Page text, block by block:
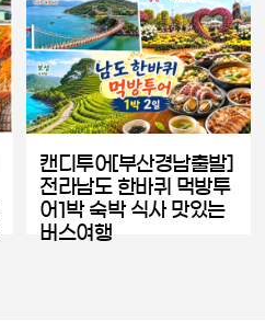
캔디투어[부산경남출발]
전라남도 한바퀴 먹방투
어1박 숙박 식사 맛있는
버스여행